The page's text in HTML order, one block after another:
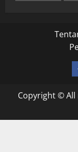
Copyright ©